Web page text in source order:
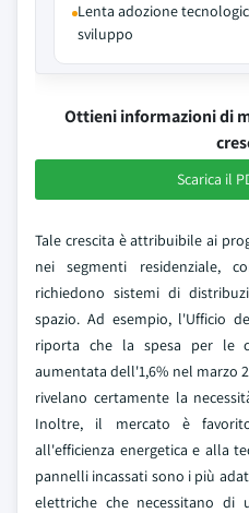
Lenta adozione
sviluppo
Ottieni informazioni di
Scarica il
Tale crescita è attribuibile ai
nei segmenti residenziale,
richiedono sistemi di
spazio. Ad esempio, l'Ufficio
riporta che la spesa per le
aumentata dell'1,6% nel marzo
rivelano certamente la
Inoltre, il mercato è
all'efficienza energetica e alla
pannelli incassati sono i più
elettriche che necessitano di